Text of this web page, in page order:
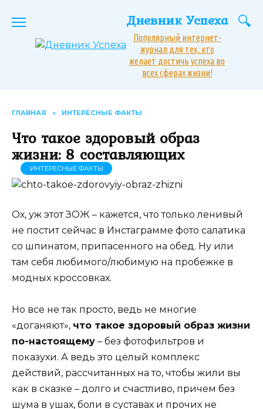
Дневник Успеха
Популярный интернет-
журнал для тех, кто
желает достичь успеха во
всех сферах жизни!
ГЛАВНАЯ » ИНТЕРЕСНЫЕ ФАКТЫ
Что такое здоровый образ
жизни: 8 составляющих
ИНТЕРЕСНЫЕ ФАКТЫ
Ох, уж этот ЗОЖ – кажется, что только ленивый
не постит сейчас в Инстаграмме фото салатика
со шпинатом, припасенного на обед. Ну или
там себя любимого/любимую на пробежке в
модных кроссовках.
Но все не так просто, ведь не многие
«доганяют», что такое здоровый образ жизни
по-настоящему – без фотофильтров и
показухи. А ведь это целый комплекс
действий, рассчитанных на то, чтобы жили вы
как в сказке – долго и счастливо, причем без
шума в ушах, боли в суставах и прочих не